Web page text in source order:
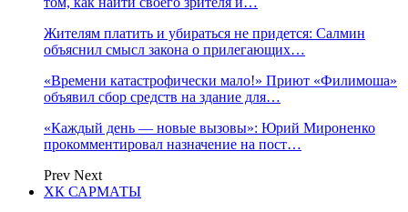
Жителям платить и убираться не придется: Салмин
объяснил смысл закона о прилегающих…
«Времени катастрофически мало!» Приют «Филимоша»
объявил сбор средств на здание для…
«Каждый день — новые вызовы»: Юрий Мироненко
прокомментировал назначение на пост…
Prev Next
ХК САРМАТЫ